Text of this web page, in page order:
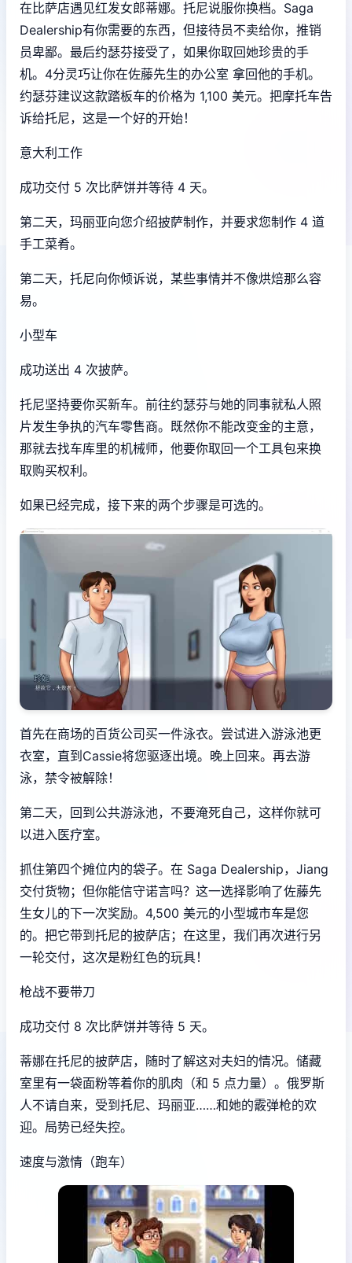
在比萨店遇见红发女郎蒂娜。托尼说服你换档。Saga
Dealership有你需要的东西，但接待员不卖给你，推销
员卑鄙。最后约瑟芬接受了，如果你取回她珍贵的手
机。4分灵巧让你在佐藤先生的办公室 拿回他的手机。
约瑟芬建议这款踏板车的价格为 1,100 美元。把摩托车告
诉给托尼，这是一个好的开始！
意大利工作
成功交付 5 次比萨饼并等待 4 天。
第二天，玛丽亚向您介绍披萨制作，并要求您制作 4 道
手工菜肴。
第二天，托尼向你倾诉说，某些事情并不像烘焙那么容
易。
小型车
成功送出 4 次披萨。
托尼坚持要你买新车。前往约瑟芬与她的同事就私人照
片发生争执的汽车零售商。既然你不能改变金的主意，
那就去找车库里的机械师，他要你取回一个工具包来换
取购买权利。
如果已经完成，接下来的两个步骤是可选的。
首先在商场的百货公司买一件泳衣。尝试进入游泳池更
衣室，直到Cassie将您驱逐出境。晚上回来。再去游
泳，禁令被解除！
第二天，回到公共游泳池，不要淹死自己，这样你就可
以进入医疗室。
抓住第四个摊位内的袋子。在 Saga Dealership，Jiang
交付货物；但你能信守诺言吗？这一选择影响了佐藤先
生女儿的下一次奖励。4,500 美元的小型城市车是您
的。把它带到托尼的披萨店；在这里，我们再次进行另
一轮交付，这次是粉红色的玩具！
枪战不要带刀
成功交付 8 次比萨饼并等待 5 天。
蒂娜在托尼的披萨店，随时了解这对夫妇的情况。储藏
室里有一袋面粉等着你的肌肉（和 5 点力量）。俄罗斯
人不请自来，受到托尼、玛丽亚……和她的霰弹枪的欢
迎。局势已经失控。
速度与激情（跑车）